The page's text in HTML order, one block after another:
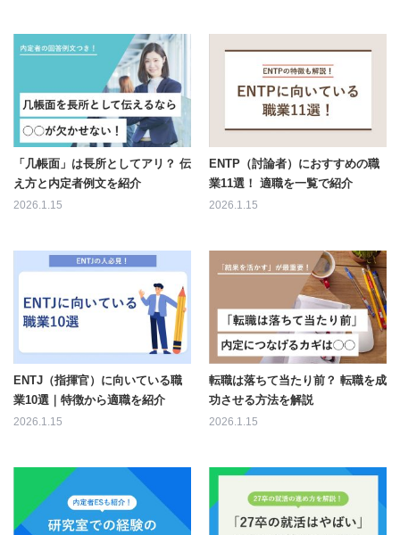
「几帳面」は長所としてアリ？ 伝
え方と内定者例文を紹介
2026.1.15
ENTP（討論者）におすすめの職
業11選！ 適職を一覧で紹介
2026.1.15
ENTJ（指揮官）に向いている職
業10選｜特徴から適職を紹介
2026.1.15
転職は落ちて当たり前？ 転職を成
功させる方法を解説
2026.1.15